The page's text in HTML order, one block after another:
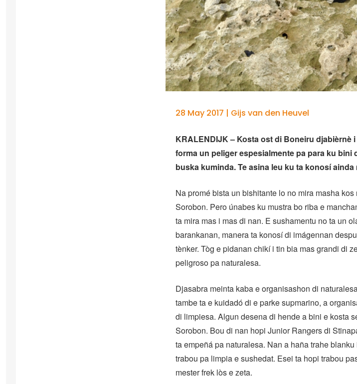
28 May 2017 | Gijs van den Heuvel
KRALENDIJK – Kosta ost di Boneiru djabièrnè
forma un peliger espesialmente pa para ku bini
buska kuminda. Te asina leu ku ta konosí
Na promé bista un bishitante lo no mira masha
Sorobon. Pero únabes ku mustra bo riba e
ta mira mas i mas di nan. E sushamentu no ta un
barankanan, manera ta konosí di imágennan
tènker. Tòg e pidanan chikí i tin bia mas grandi di
peligroso pa naturalesa.
Djasabra meinta kaba e organisashon di
tambe ta e kuidadó di e parke supmarino, a
di limpiesa. Algun desena di hende a bini e kosta
Sorobon. Bou di nan hopi Junior Rangers di
ta empeñá pa naturalesa. Nan a haña trahe
trabou pa limpia e sushedat. Esei ta hopi trabou
mester frek lòs e zeta.